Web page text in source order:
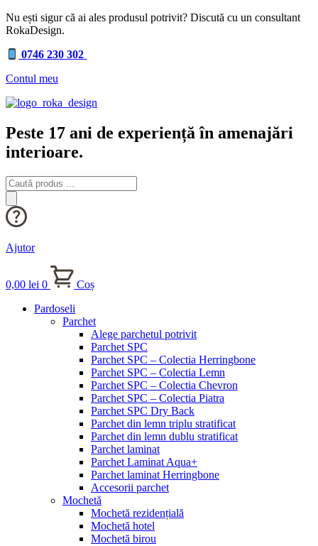
Nu ești sigur că ai ales produsul potrivit? Discută cu un consultant
RokaDesign.
0746 230 302
Contul meu
Peste 17 ani de experiență în amenajări
interioare.
Products
search
Ajutor
0,00 lei 0
Coș
Pardoseli
Parchet
Alege parchetul potrivit
Parchet SPC
Parchet SPC – Colectia Herringbone
Parchet SPC – Colectia Lemn
Parchet SPC – Colectia Chevron
Parchet SPC – Colectia Piatra
Parchet SPC Dry Back
Parchet din lemn triplu stratificat
Parchet din lemn dublu stratificat
Parchet laminat
Parchet Laminat Aqua+
Parchet laminat Herringbone
Accesorii parchet
Mochetă
Mochetă rezidențială
Mochetă hotel
Mochetă birou